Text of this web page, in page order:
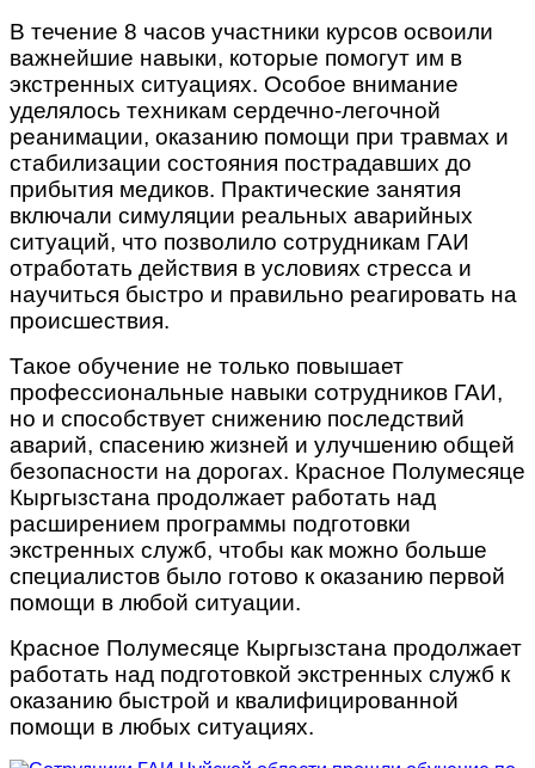
В течение 8 часов участники курсов освоили
важнейшие навыки, которые помогут им в
экстренных ситуациях. Особое внимание
уделялось техникам сердечно-легочной
реанимации, оказанию помощи при травмах и
стабилизации состояния пострадавших до
прибытия медиков. Практические занятия
включали симуляции реальных аварийных
ситуаций, что позволило сотрудникам ГАИ
отработать действия в условиях стресса и
научиться быстро и правильно реагировать на
происшествия.
Такое обучение не только повышает
профессиональные навыки сотрудников ГАИ,
но и способствует снижению последствий
аварий, спасению жизней и улучшению общей
безопасности на дорогах. Красное Полумесяце
Кыргызстана продолжает работать над
расширением программы подготовки
экстренных служб, чтобы как можно больше
специалистов было готово к оказанию первой
помощи в любой ситуации.
Красное Полумесяце Кыргызстана продолжает
работать над подготовкой экстренных служб к
оказанию быстрой и квалифицированной
помощи в любых ситуациях.